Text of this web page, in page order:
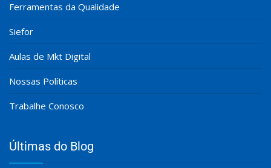
Ferramentas da Qualidade
Siefor
Aulas de Mkt Digital
Nossas Políticas
Trabalhe Conosco
Últimas do Blog